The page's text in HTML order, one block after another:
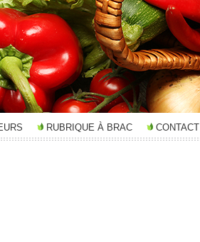
RUBRIQUE À BRAC CONTACT